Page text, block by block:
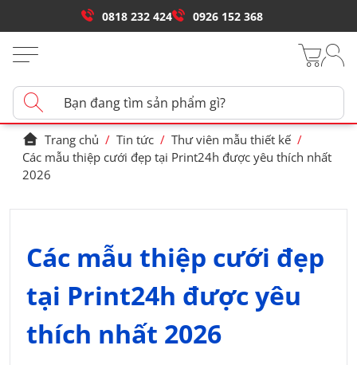
0818 232 424 0926 152 368
Trang chủ / Tin tức / Thư viên mẫu thiết kế /
Các mẫu thiệp cưới đẹp tại Print24h được yêu thích nhất
2026
Các mẫu thiệp cưới đẹp
tại Print24h được yêu
thích nhất 2026